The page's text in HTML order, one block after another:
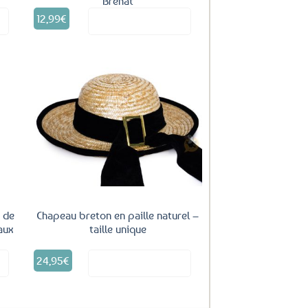
12,99€
de
Ajouter
aux
favoris
Chapeau breton en paille naturel –
taille unique
24,95€